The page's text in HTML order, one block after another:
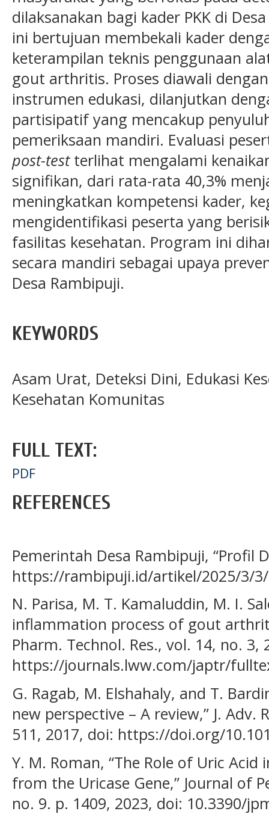
dilaksanakan bagi kader PKK di
ini bertujuan membekali kader
keterampilan teknis penggunaan
gout arthritis. Proses diawali
instrumen edukasi, dilanjutkan
partisipatif yang mencakup
pemeriksaan mandiri. Evaluasi
post-testterlihat mengalami
signifikan, dari rata-rata 40,3%
meningkatkan kompetensi kader,
mengidentifikasi peserta yang
fasilitas kesehatan. Program ini
secara mandiri sebagai upaya
Desa Rambipuji.
KEYWORDS
Asam Urat, Deteksi Dini, Edukasi
Kesehatan Komunitas
FULL TEXT:
PDF
REFERENCES
Pemerintah Desa Rambipuji, “Profil
https://rambipuji.id/artikel/2025/3/
N. Parisa, M. T. Kamaluddin, M. I.
inflammation process of gout
Pharm. Technol. Res., vol. 14, no. 3,
https://journals.lww.com/japtr/
G. Ragab, M. Elshahaly, and T.
new perspective – A review,” J. Adv.
511, 2017, doi: https://doi.org/
Y. M. Roman, “The Role of Uric
from the Uricase Gene,” Journal of
no. 9. p. 1409, 2023, doi: 10.3390/